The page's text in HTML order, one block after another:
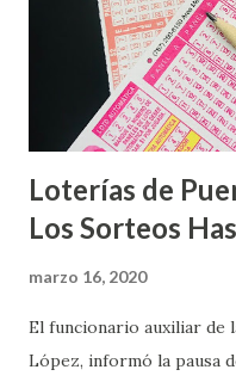
Loterías de
Los Sorteos
marzo 16, 2020
El funcionario auxiliar de
López, informó la pausa